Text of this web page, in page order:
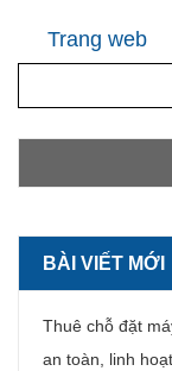
Trang web
BÀI VIẾT MỚI
Thuê chỗ đặt
an toàn, linh hoạt